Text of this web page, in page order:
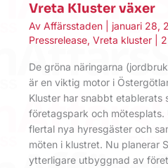
Vreta Kluster växer
Av Affärsstaden januari 28,
Pressrelease, Vreta kluster
De gröna näringarna
är en viktig motor i
Kluster har snabbt etablerats
företagspark och
flertal nya hyresgäster och
möten i klustret. Nu planerar
ytterligare utbyggnad av